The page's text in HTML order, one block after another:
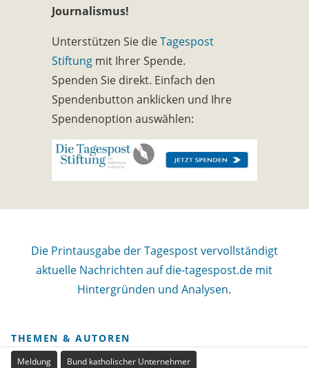
Journalismus!
Unterstützen Sie dieTagespost
Stiftung mit Ihrer Spende.
Spenden Sie direkt. Einfach den
Spendenbutton anklicken und Ihre
Spendenoption auswählen:
Die Printausgabe der Tagespost vervollständigt
aktuelle Nachrichten auf die-tagespost.de mit
Hintergründen und Analysen.
THEMEN & AUTOREN
Meldung Bund katholischer Unternehmer